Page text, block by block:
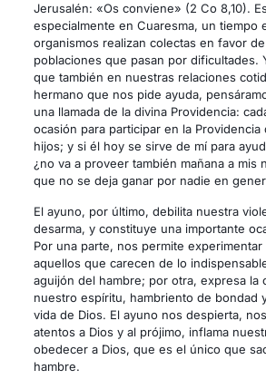
Jerusalén: «Os conviene» (2 Co 8,10).
especialmente en Cuaresma, un tiempo
organismos realizan colectas en favor
poblaciones que pasan por dificultades.
que también en nuestras relaciones
hermano que nos pide ayuda,
una llamada de la divina Providencia:
ocasión para participar en la Providencia
hijos; y si él hoy se sirve de mí para
¿no va a proveer también mañana a mis
que no se deja ganar por nadie en
El ayuno, por último, debilita nuestra
desarma, y constituye una importante
Por una parte, nos permite
aquellos que carecen de lo
aguijón del hambre; por otra, expresa la
nuestro espíritu, hambriento de bondad
vida de Dios. El ayuno nos despierta,
atentos a Dios y al prójimo, inflama
obedecer a Dios, que es el único que
hambre.